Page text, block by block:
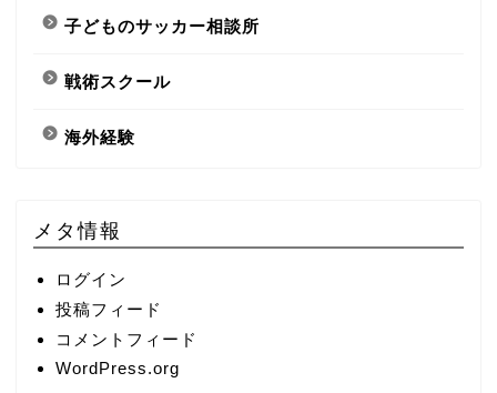
子どものサッカー相談所
戦術スクール
海外経験
メタ情報
ログイン
投稿フィード
コメントフィード
WordPress.org